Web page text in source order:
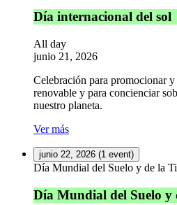
Día internacional del sol
All day
junio 21, 2026
Celebración para promocionar
renovable y para concienciar
nuestro planeta.
Ver más
junio 22, 2026 (1 event)
Día Mundial del Suelo y de la
Día Mundial del Suelo